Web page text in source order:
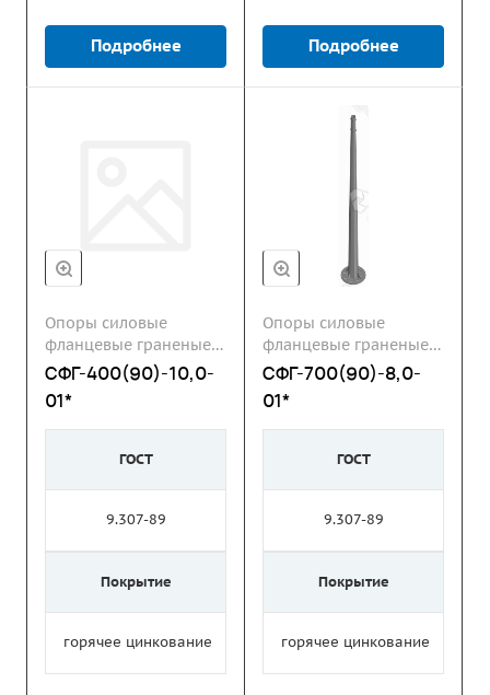
Подробнее Подробнее
Опоры силовые
фланцевые граненые
СФГ
СФГ-400(90)-10,0-
01*
ГОСТ
9.307-89
Покрытие
горячее цинкование
Опоры силовые
фланцевые граненые
СФГ
СФГ-700(90)-8,0-
01*
ГОСТ
9.307-89
Покрытие
горячее цинкование